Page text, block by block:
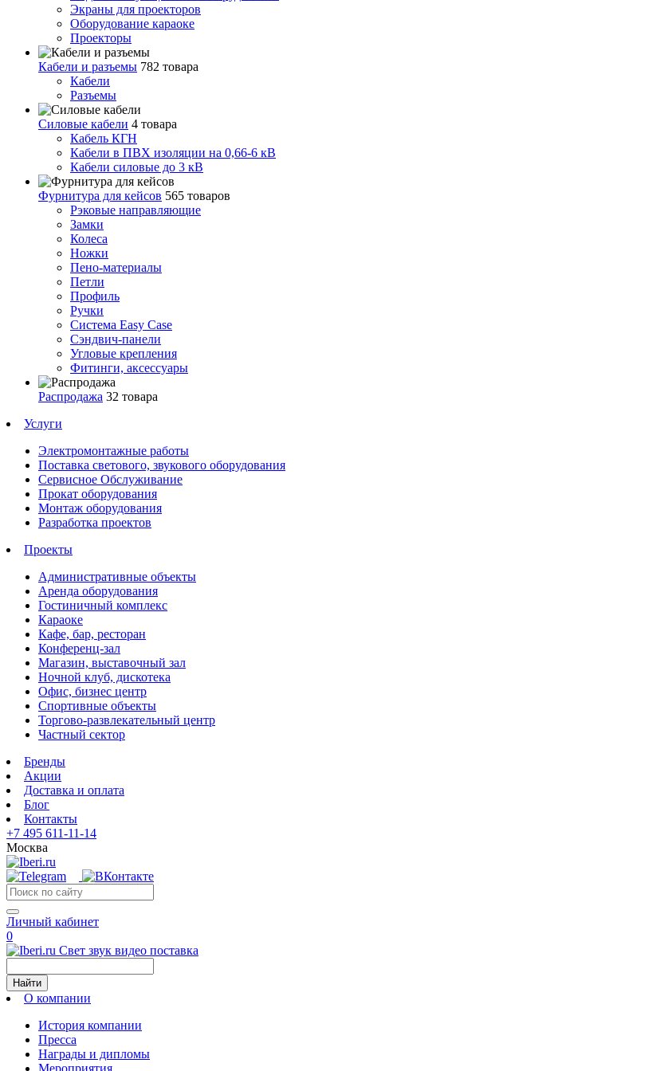
Экраны для проекторов
Оборудование караоке
Проекторы
Кабели и разъемы 782 товара
Кабели
Разъемы
Силовые кабели 4 товара
Кабель КГН
Кабели в ПВХ изоляции на 0,66-6 кВ
Кабели силовые до 3 кВ
Фурнитура для кейсов 565 товаров
Рэковые направляющие
Замки
Колеса
Ножки
Пено-материалы
Петли
Профиль
Ручки
Система Easy Case
Сэндвич-панели
Угловые крепления
Фитинги, аксессуары
Распродажа 32 товара
Услуги
Электромонтажные работы
Поставка светового, звукового оборудования
Сервисное Обслуживание
Прокат оборудования
Монтаж оборудования
Разработка проектов
Проекты
Административные объекты
Аренда оборудования
Гостиничный комплекс
Караоке
Кафе, бар, ресторан
Конференц-зал
Магазин, выставочный зал
Ночной клуб, дискотека
Офис, бизнес центр
Спортивные объекты
Торгово-развлекательный центр
Частный сектор
Бренды
Акции
Доставка и оплата
Блог
Контакты
+7 495 611-11-14
Москва
Личный кабинет
0
Свет звук видео поставка
Найти
О компании
История компании
Пресса
Награды и дипломы
Мероприятия